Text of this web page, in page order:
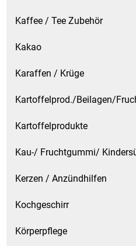
Verpackung- und
Waffeln / Kekse
Waschmittel
Wasser
Kaffee / Tee Zubehör
Kakao
Karaffen / Krüge
Kartoffelprod./Beilagen/
Kartoffelprodukte
Kau-/ Fruchtgummi/
Kerzen / Anzündhilfen
Kochgeschirr
Körperpflege